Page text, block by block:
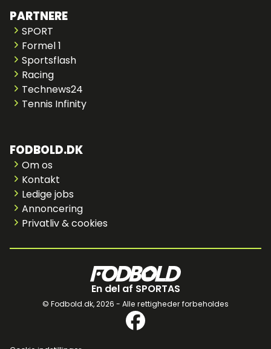
PARTNERE
SPORT
Formel 1
Sportsflash
Racing
Technews24
Tennis Infinity
FODBOLD.DK
Om os
Kontakt
Ledige jobs
Annoncering
Privatliv & cookies
En del af SPORTAS
© Fodbold.dk,2026 - Alle rettigheder forbeholdes